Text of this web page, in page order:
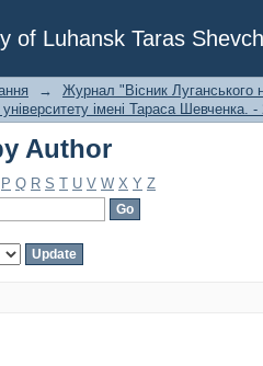
of Luhansk Taras
Author
→
Журнал "Вісник Луганського
університету імені Тараса
Author
P Q R S T U V W X Y Z